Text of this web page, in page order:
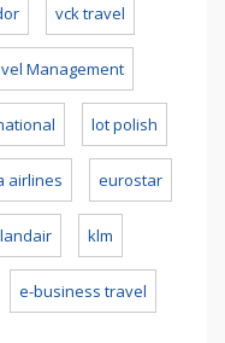
vck travel
Management
lot polish
airlines eurostar
klm
e-business travel